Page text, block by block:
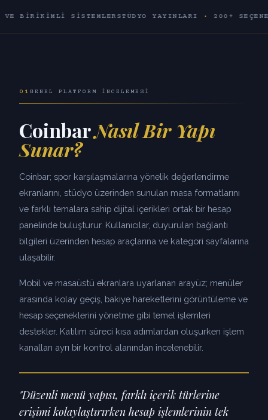
SISTEMLERSTÜDYO YAYINLARI·200+ SEÇENEK 60+
01 GENEL PLATFORM İNCELEMESI
CoinbarNasıl Bir Yapı
Sunar?
Coinbar; spor karşılaşmalarına yönelik değerlendirme
ekranlarını, stüdyo üzerinden sunulan masa formatlarını
ve farklı temalara sahip dijital içerikleri ortak bir hesap
panelinde buluşturur. Kullanıcılar, duyurulan bağlantı
bilgileri üzerinden hesap araçlarına ve kategori sayfalarına
ulaşabilir.
Mobil ve masaüstü ekranlara uyarlanan arayüz; menüler
arasında kolay geçiş, bakiye hareketlerini görüntüleme ve
hesap seçeneklerini yönetme gibi temel işlemleri
destekler. Katılım süreci kısa adımlardan oluşurken işlem
kanalları ayrı bir kontrol alanından incelenebilir.
"Düzenli menü yapısı, farklı içerik türlerine
erişimi kolaylaştırırken hesap işlemlerinin tek